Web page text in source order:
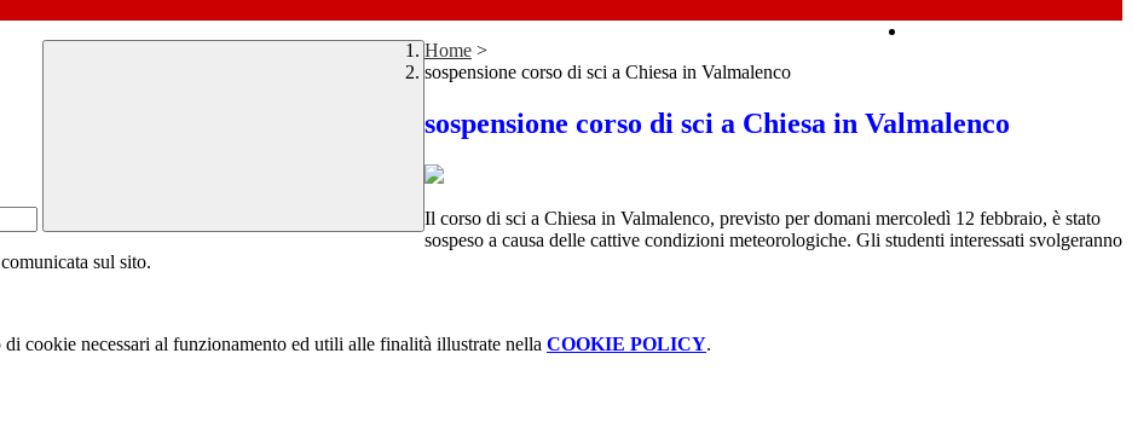
Home >
sospensione corso di sci a Chiesa in Valmalenco
sospensione corso di sci a Chiesa in Valmalenco
Il corso di sci a Chiesa in Valmalenco, previsto per domani mercoledì 12 febbraio, è stato
sospeso a causa delle cattive condizioni meteorologiche. Gli studenti interessati svolgeranno
sul sito.
cookie necessari al funzionamento ed utili alle finalità illustrate nella COOKIE POLICY.